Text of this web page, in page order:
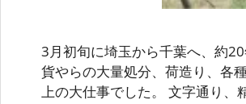
3月初旬に埼玉から千葉へ、約
貨やらの大量処分、荷造り、各
上の大仕事でした。 文字通り、